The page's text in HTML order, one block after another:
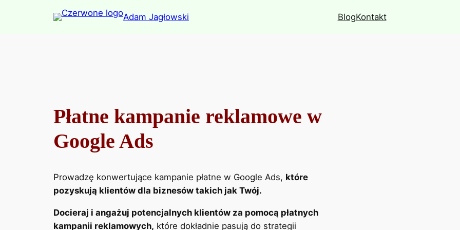
Adam Jagłowski BlogKontakt
Płatne kampanie reklamowe w
Google Ads
Prowadzę konwertujące kampanie płatne w Google Ads, które
pozyskują klientów dla biznesów takich jak Twój.
Docieraj i angażuj potencjalnych klientów za pomocą płatnych
kampanii reklamowych, które dokładnie pasują do strategii